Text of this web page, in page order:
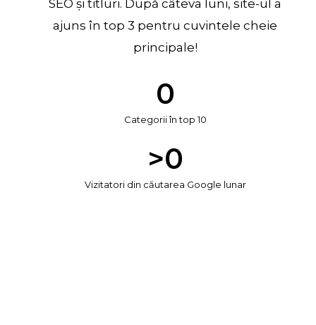
SEO și titluri. După câteva luni, site-ul a
ajuns în top 3 pentru cuvintele cheie
principale!
0
Categorii în top 10
>0
Vizitatori din căutarea Google lunar